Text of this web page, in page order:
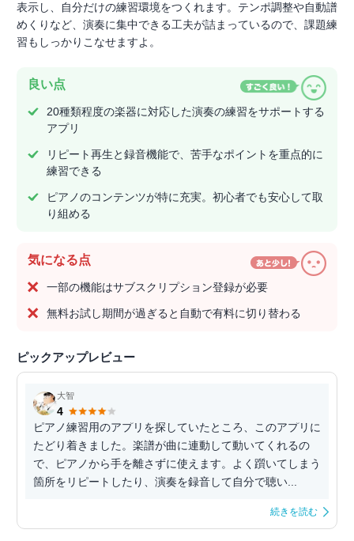
表示し、自分だけの練習環境をつくれます。テンポ調整や自動譜
めくりなど、演奏に集中できる工夫が詰まっているので、課題練
習もしっかりこなせますよ。
良い点
20種類程度の楽器に対応した演奏の練習をサポートする
アプリ
リピート再生と録音機能で、苦手なポイントを重点的に
練習できる
ピアノのコンテンツが特に充実。初心者でも安心して取
り組める
気になる点
一部の機能はサブスクリプション登録が必要
無料お試し期間が過ぎると自動で有料に切り替わる
ピックアップレビュー
大智
4
ピアノ練習用のアプリを探していたところ、このアプリに
たどり着きました。楽譜が曲に連動して動いてくれるの
で、ピアノから手を離さずに使えます。よく躓いてしまう
箇所をリピートしたり、演奏を録音して自分で聴い...
続きを読む